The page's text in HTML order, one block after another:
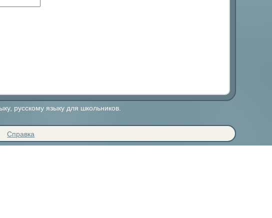
русскому языку для школьников.
Справка